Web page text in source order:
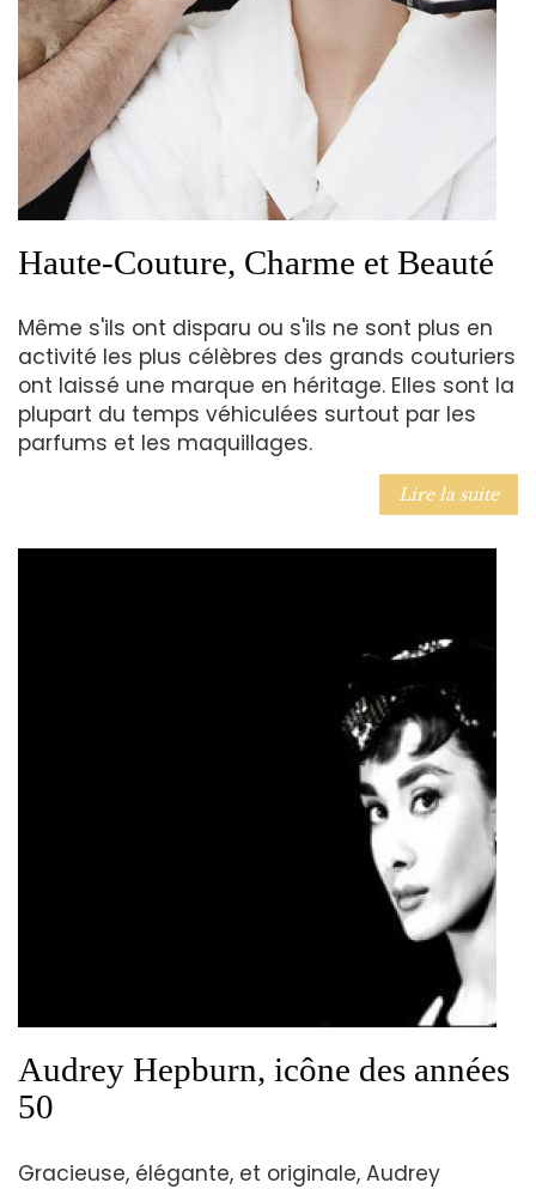
Haute-Couture, Charme et Beauté
Même s'ils ont disparu ou s'ils ne sont plus en
activité les plus célèbres des grands couturiers
ont laissé une marque en héritage. Elles sont la
plupart du temps véhiculées surtout par les
parfums et les maquillages.
Lire la suite
Audrey Hepburn, icône des années
50
Gracieuse, élégante, et originale, Audrey